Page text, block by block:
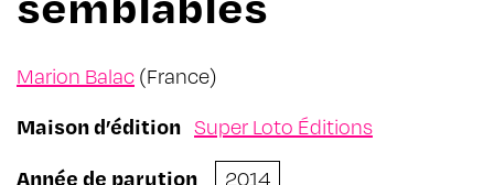
Marion Balac (France)
Maison d’édition Super Loto Éditions
Année de parution
2014